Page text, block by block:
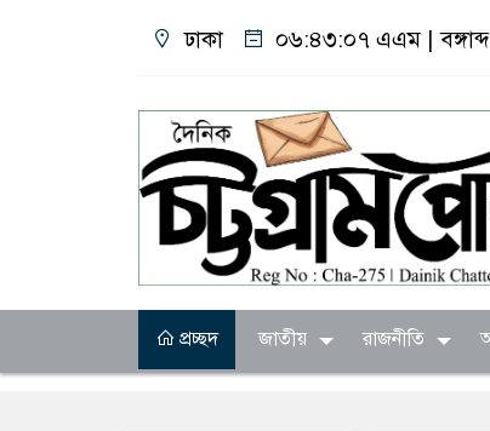
ঢাকা ০৬:৪৩:০৮ এএম |বঙ্গাব্দ
প্রচ্ছদ জাতীয় রাজনীতি